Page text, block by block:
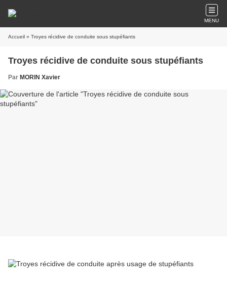
MENU
Accueil » Troyes récidive de conduite sous stupéfiants
Troyes récidive de conduite sous stupéfiants
Par MORIN Xavier